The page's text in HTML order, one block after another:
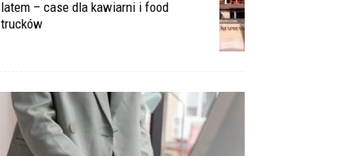
latem – case dla kawiarni i food
trucków